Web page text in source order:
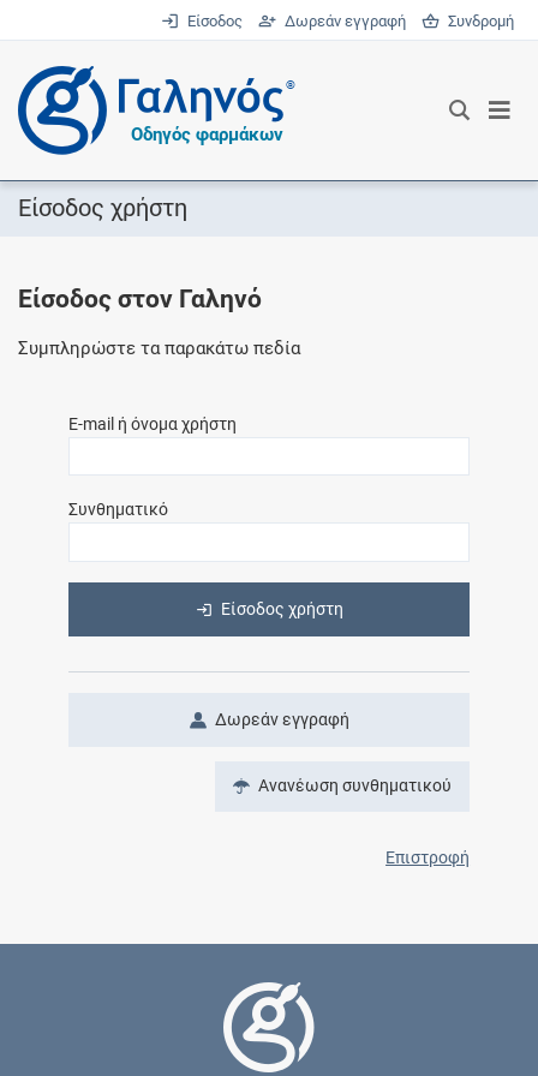
Είσοδος Δωρεάν εγγραφή Συνδρομή
®
Οδηγός φαρμάκων
Είσοδος χρήστη
Είσοδος στον Γαληνό
Συμπληρώστε τα παρακάτω πεδία
E-mail ή όνομα χρήστη
Συνθηματικό
Είσοδος χρήστη
Δωρεάν εγγραφή
Ανανέωση συνθηματικού
Επιστροφή